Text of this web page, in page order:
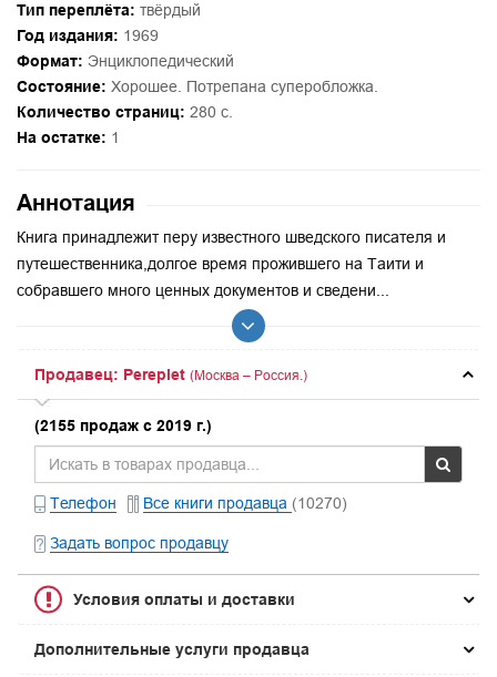
Тип переплёта: твёрдый
Год издания: 1969
Формат: Энциклопедический
Состояние: Хорошее. Потрепана суперобложка.
Количество страниц: 280 с.
На остатке: 1
Аннотация
Книга принадлежит перу известного шведского писателя и
путешественника,долгое время прожившего на Таити и
собравшего много ценных документов и сведени...
Продавец: Pereplet (Москва – Россия.)
(2155 продаж с 2019 г.)
Телефон Все книги продавца (10270)
Задать вопрос продавцу
Условия оплаты и доставки
Дополнительные услуги продавца